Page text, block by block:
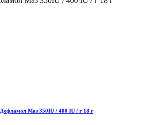
Дефламол Маз 350IU / 400 IU / г 18 г